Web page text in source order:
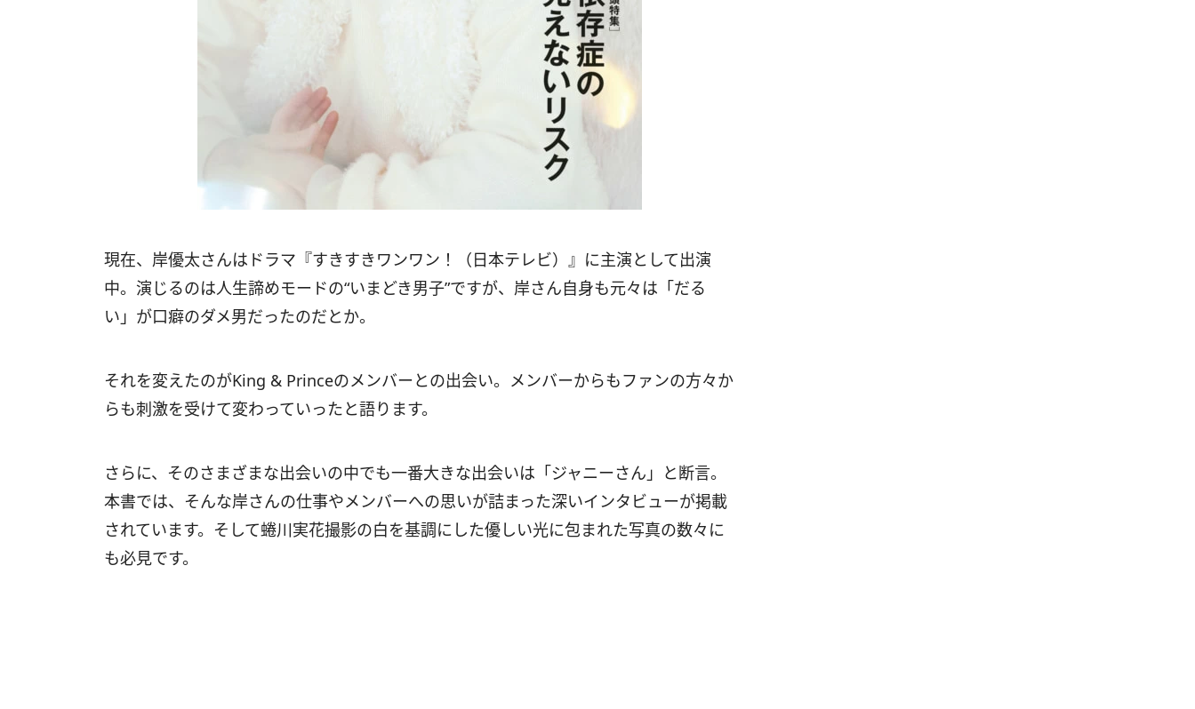
現在、岸優太さんはドラマ『すきすきワンワン！（日本テレビ）』に主演として出演
中。演じるのは人生諦めモードの“いまどき男子”ですが、岸さん自身も元々は「だる
い」が口癖のダメ男だったのだとか。
それを変えたのがKing & Princeのメンバーとの出会い。メンバーからもファンの方々か
らも刺激を受けて変わっていったと語ります。
さらに、そのさまざまな出会いの中でも一番大きな出会いは「ジャニーさん」と断言。
本書では、そんな岸さんの仕事やメンバーへの思いが詰まった深いインタビューが掲載
されています。そして蜷川実花撮影の白を基調にした優しい光に包まれた写真の数々に
も必見です。